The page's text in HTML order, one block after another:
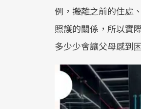
例，搬離之前的住處
照護的關係，所以實
多少少會讓父母感到